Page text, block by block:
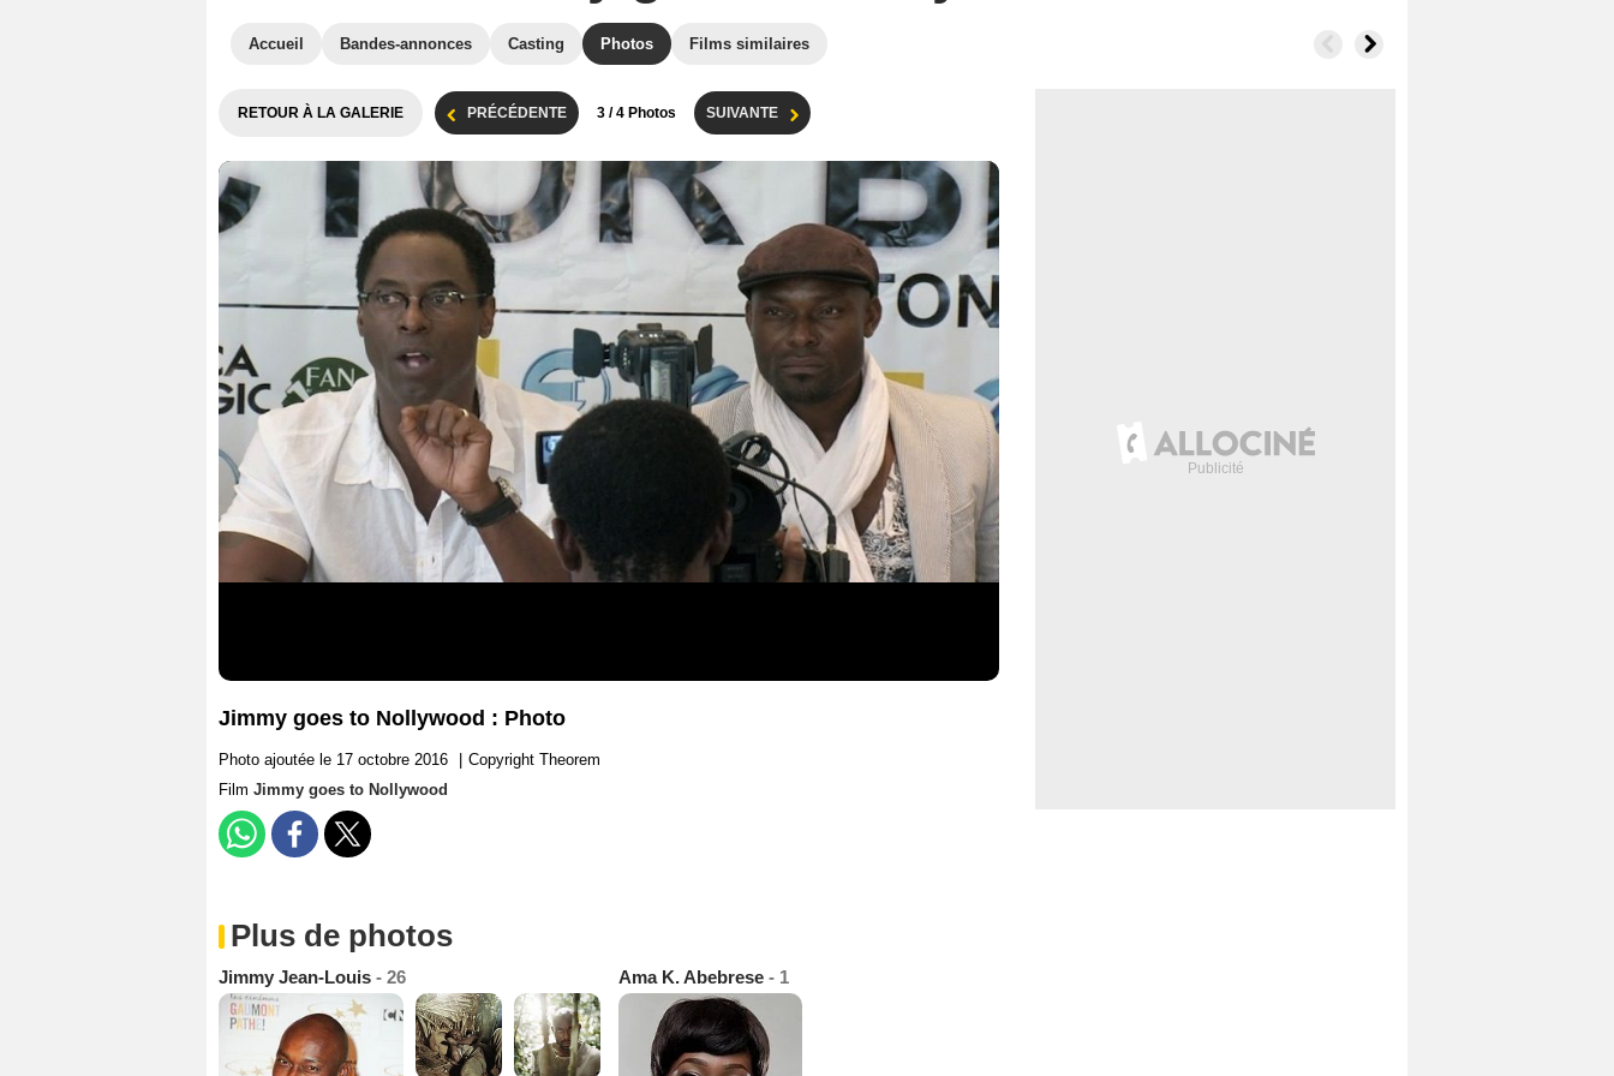
Accueil Bandes-annonces Casting Photos Films similaires
RETOUR À LA GALERIE PRÉCÉDENTE 3 / 4 Photos SUIVANTE
Jimmy goes to Nollywood : Photo
Photo ajoutée le 17 octobre 2016
Copyright Theorem
Film Jimmy goes to Nollywood
Plus de photos
Jimmy Jean-Louis - 26 Ama K. Abebrese - 1